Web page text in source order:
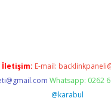
İletişim: E-mail:
Whatsapp: 0262
@karabul